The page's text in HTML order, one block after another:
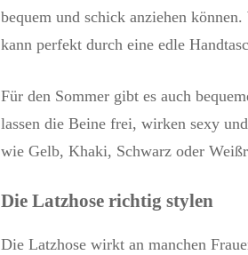
bequem und schick anziehen
kann perfekt durch eine edle
Für den Sommer gibt es auch
lassen die Beine frei, wirken sexy
wie Gelb, Khaki, Schwarz oder
Die Latzhose richtig stylen
Die Latzhose wirkt an manchen